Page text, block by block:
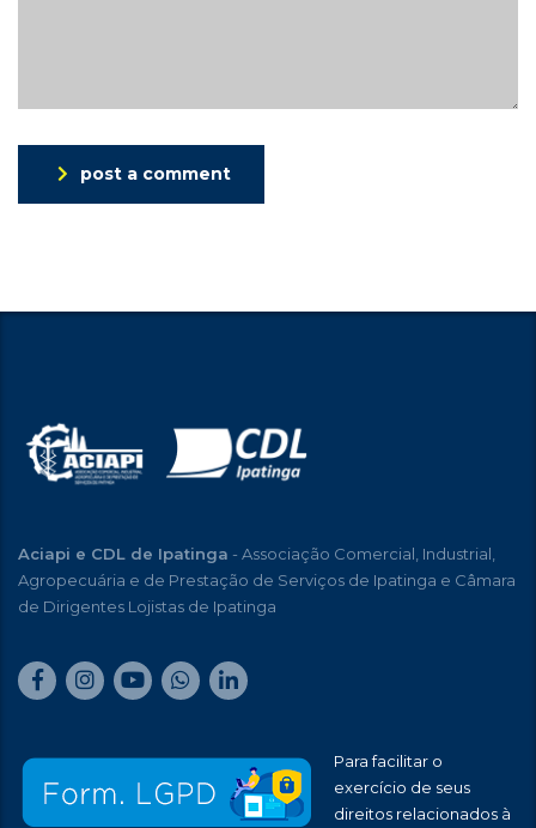
post a comment
Aciapi e CDL de Ipatinga - Associação Comercial, Industrial,
Agropecuária e de Prestação de Serviços de Ipatinga e Câmara
de Dirigentes Lojistas de Ipatinga
Para facilitar o
exercício de seus
direitos relacionados à